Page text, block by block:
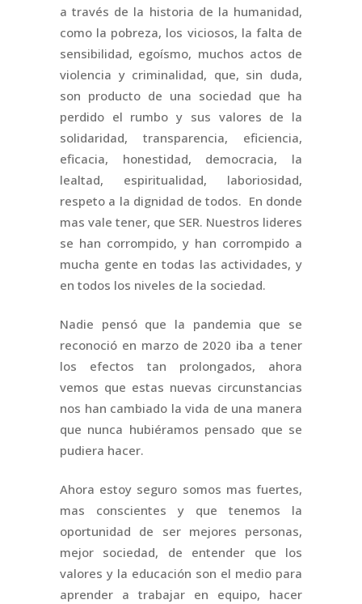
a través de la historia de la humanidad,
como la pobreza, los viciosos, la falta de
sensibilidad, egoísmo, muchos actos de
violencia y criminalidad, que, sin duda,
son producto de una sociedad que ha
perdido el rumbo y sus valores de la
solidaridad, transparencia, eficiencia,
eficacia, honestidad, democracia, la
lealtad, espiritualidad, laboriosidad,
respeto a la dignidad de todos. En donde
mas vale tener, que SER. Nuestros lideres
se han corrompido, y han corrompido a
mucha gente en todas las actividades, y
en todos los niveles de la sociedad.
Nadie pensó que la pandemia que se
reconoció en marzo de 2020 iba a tener
los efectos tan prolongados, ahora
vemos que estas nuevas circunstancias
nos han cambiado la vida de una manera
que nunca hubiéramos pensado que se
pudiera hacer.
Ahora estoy seguro somos mas fuertes,
mas conscientes y que tenemos la
oportunidad de ser mejores personas,
mejor sociedad, de entender que los
valores y la educación son el medio para
aprender a trabajar en equipo, hacer